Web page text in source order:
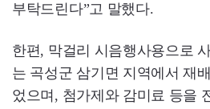
부탁드린다”고 말했다.
한편, 막걸리 시음행사용으로
는 곡성군 삼기면 지역에서 재
었으며, 첨가제와 감미료 등을